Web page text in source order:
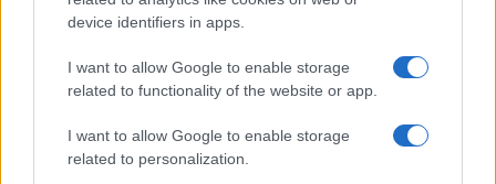
device identifiers in apps.
I want to allow Google to enable storage
related to functionality of the website or app.
I want to allow Google to enable storage
related to personalization.
V OTP banki opozarjajo na